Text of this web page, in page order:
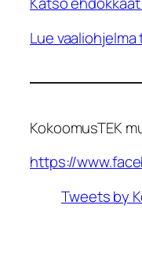
Lue vaaliohjelma
KokoomusTEK
https://
Tweets by